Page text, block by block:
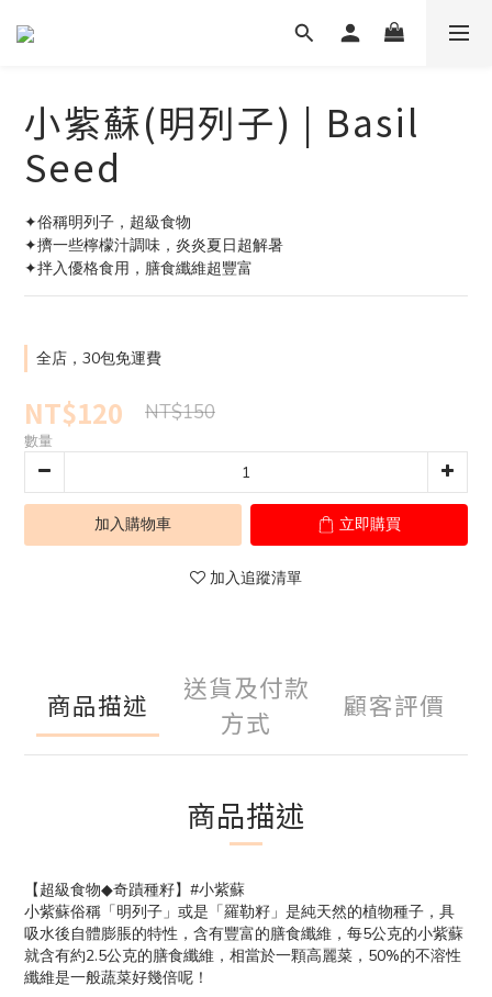
小紫蘇(明列子) | Basil
Seed
✦俗稱明列子，超級食物
✦擠一些檸檬汁調味，炎炎夏日超解暑
✦拌入優格食用，膳食纖維超豐富
全店，30包免運費
NT$120 NT$150
數量
加入購物車 立即購買
加入追蹤清單
商品描述
送貨及付款
方式
顧客評價
商品描述
【超級食物◆奇蹟種籽】 #小紫蘇
小紫蘇俗稱「明列子」或是「羅勒籽」是純天然的植物種子，具
吸水後自體膨脹的特性，含有豐富的膳食纖維，每5公克的小紫蘇
就含有約2.5公克的膳食纖維，相當於一顆高麗菜， 50%的不溶性
纖維是一般蔬菜好幾倍呢！